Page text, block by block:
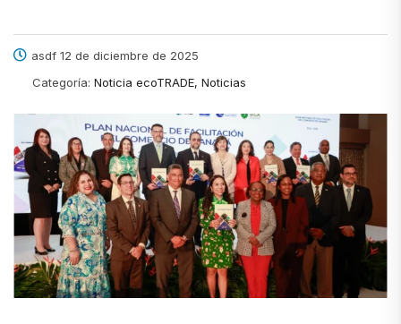
asdf 12 de diciembre de 2025
Categoría: Noticia ecoTRADE, Noticias